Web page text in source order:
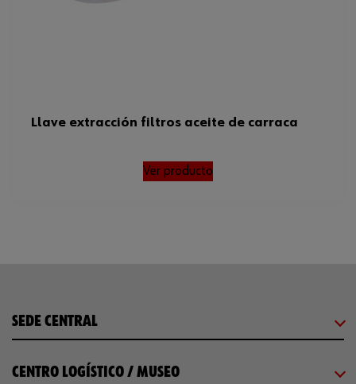
Llave extracción filtros aceite de carraca
Ver producto
SEDE CENTRAL
CENTRO LOGÍSTICO / MUSEO